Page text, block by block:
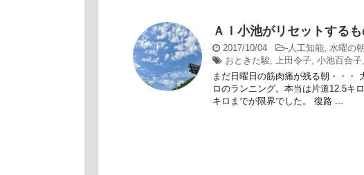
ＡＩ小池がリセットする
2017/10/04 -人工知能, 水曜の
おときた駿, 上田令子, 小池百合子,
まだ日曜日の筋肉痛が残る朝・・・
ロのランニング。本当は片道12.5キ
キロまでが限界でした。 復路 ...